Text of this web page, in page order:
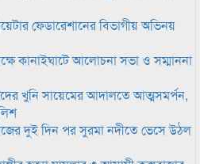
ফেডারেশানের বিভাগীয় অভিনয়
কানাইঘাটে আলোচনা সভা ও সম্মাননা
খুনি সায়েমের আদালতে আত্মসমর্পন,
দুই দিন পর সুরমা নদীতে ভেসে উঠল